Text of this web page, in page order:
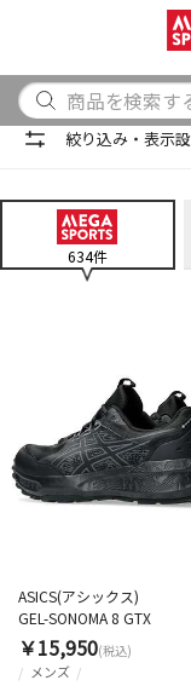
ア
絞り込み・表示
634件
メンズ
ASICS(アシックス)
GEL-SONOMA 8 GTX
￥15,950(税込)